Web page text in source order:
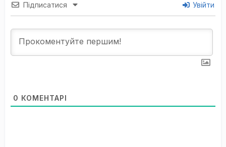
Підписатися Увійти
0 КОМЕНТАРІ